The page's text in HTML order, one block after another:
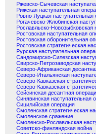
Ржевско-Сычевская
Рижская наступательная
Ровно-Луцкая наступательная
Рогачевско-Жлобинская
Рославльско-Новозыбковская
Ростовская наступательная
Ростовская оборонительная
Ростовская стратегическая
Рурская наступательная
Сандомирско-Силезская
Свирско-Петрозаводская
Северо-Африканская
Северо-Итальянская
Северо-Кавказская
Северо-Кавказская
Сейсинская десантная
Синявинская наступательная
Сицилийская операция
Смоленская стратегическая
Смоленское сражение
Смоленско-Рославльская
Советско-финляндская война